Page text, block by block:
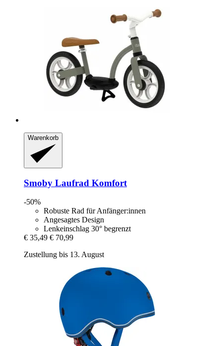
Warenkorb
Smoby Laufrad Komfort
-50%
Robuste Rad für Anfänger:innen
Angesagtes Design
Lenkeinschlag 30° begrenzt
€ 35,49 € 70,99
Zustellung bis 13. August